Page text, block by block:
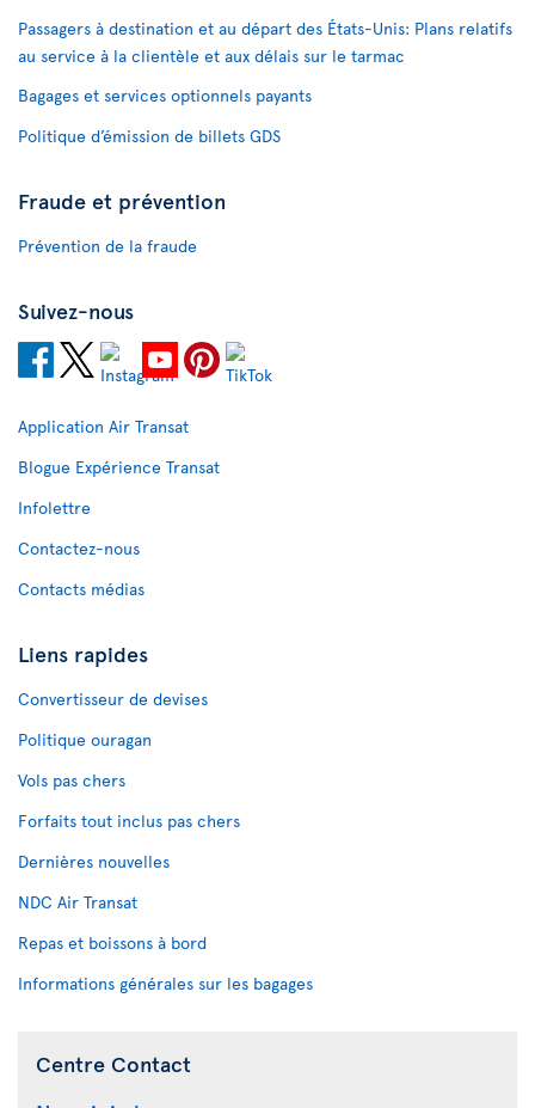
Passagers à destination et au départ des États-Unis: Plans relatifs
au service à la clientèle et aux délais sur le tarmac
Bagages et services optionnels payants
Politique d’émission de billets GDS
Fraude et prévention
Prévention de la fraude
Suivez-nous
Application Air Transat
Blogue Expérience Transat
Infolettre
Contactez-nous
Contacts médias
Liens rapides
Convertisseur de devises
Politique ouragan
Vols pas chers
Forfaits tout inclus pas chers
Dernières nouvelles
NDC Air Transat
Repas et boissons à bord
Informations générales sur les bagages
Centre Contact